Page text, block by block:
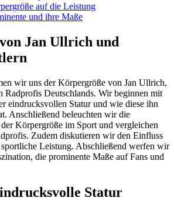
auf die Leistung
und ihre Maße
Jan Ullrich und
wir uns der Körpergröße von Jan Ullrich,
Radprofis Deutschlands. Wir beginnen mit
eindrucksvollen Statur und wie diese ihn
Anschließend beleuchten wir die
Körpergröße im Sport und vergleichen
Zudem diskutieren wir den Einfluss
Leistung. Abschließend werfen wir
die prominente Maße auf Fans und
Statur